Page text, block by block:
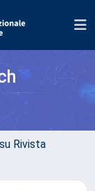
Rivista